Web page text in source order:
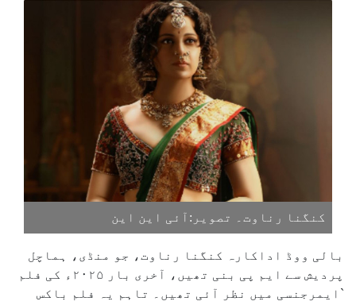
کنگنا رناوت۔ تصویر:آئی این این
بالی ووڈ اداکارہ کنگنا رناوت، جو منڈی، ہماچل
پردیش سے ایم پی بنی تھیں، آخری بار ۲۰۲۵ء کی فلم
`ایمرجنسی میں نظر آئی تھیں۔ تاہم یہ فلم باکس